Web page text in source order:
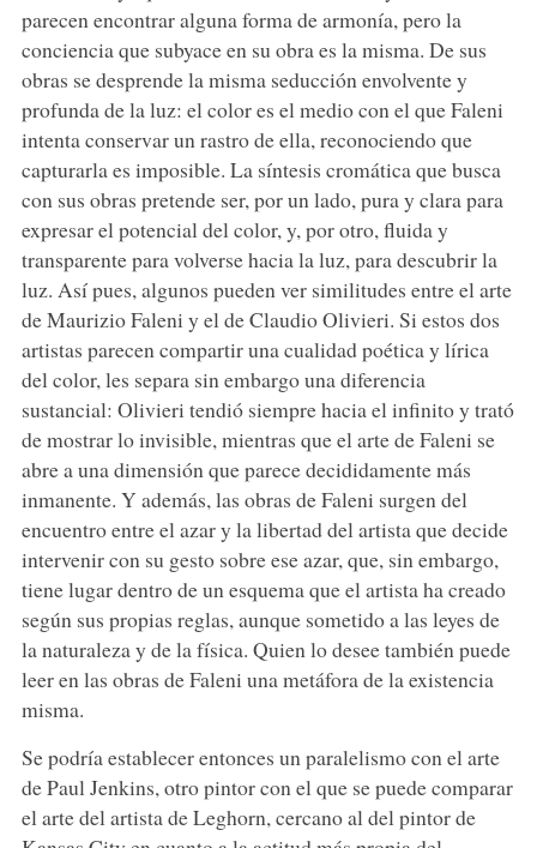
parecen encontrar alguna forma de armonía, pero la
conciencia que subyace en su obra es la misma. De sus
obras se desprende la misma seducción envolvente y
profunda de la luz: el color es el medio con el que Faleni
intenta conservar un rastro de ella, reconociendo que
capturarla es imposible. La síntesis cromática que busca
con sus obras pretende ser, por un lado, pura y clara para
expresar el potencial del color, y, por otro, fluida y
transparente para volverse hacia la luz, para descubrir la
luz. Así pues, algunos pueden ver similitudes entre el arte
de Maurizio Faleni y el de Claudio Olivieri. Si estos dos
artistas parecen compartir una cualidad poética y lírica
del color, les separa sin embargo una diferencia
sustancial: Olivieri tendió siempre hacia el infinito y trató
de mostrar lo invisible, mientras que el arte de Faleni se
abre a una dimensión que parece decididamente más
inmanente. Y además, las obras de Faleni surgen del
encuentro entre el azar y la libertad del artista que decide
intervenir con su gesto sobre ese azar, que, sin embargo,
tiene lugar dentro de un esquema que el artista ha creado
según sus propias reglas, aunque sometido a las leyes de
la naturaleza y de la física. Quien lo desee también puede
leer en las obras de Faleni una metáfora de la existencia
misma.
Se podría establecer entonces un paralelismo con el arte
de Paul Jenkins, otro pintor con el que se puede comparar
el arte del artista de Leghorn, cercano al del pintor de